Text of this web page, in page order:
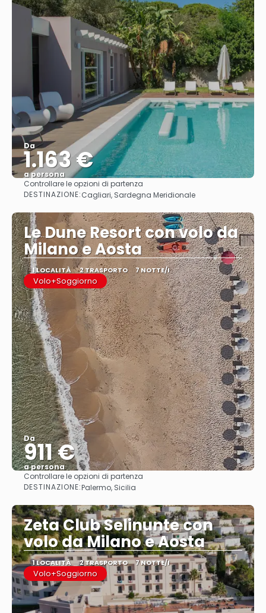
Da
1.163 €
a persona
Vedere
Controllare le opzioni di partenza
DESTINAZIONE:Cagliari, Sardegna Meridionale
Le Dune Resort con volo da
Milano e Aosta
1 LOCALITÀ 2 TRASPORTO 7 NOTTE/I
Volo+Soggiorno
Da
911 €
a persona
Vedere
Controllare le opzioni di partenza
DESTINAZIONE:Palermo, Sicilia
Zeta Club Selinunte con
volo da Milano e Aosta
1 LOCALITÀ 2 TRASPORTO 7 NOTTE/I
Volo+Soggiorno